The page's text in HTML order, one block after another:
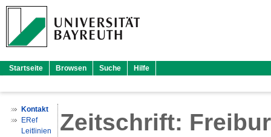
Startseite Browsen Suche Hilfe
Kontakt
ERef
Leitlinien
Zeitschrift: